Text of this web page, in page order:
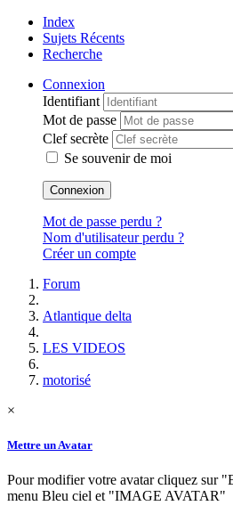
Index
Sujets Récents
Recherche
Connexion
Identifiant
Mot de passe
Clef secrète
Se souvenir de moi
Connexion
Mot de passe perdu ?
Nom d'utilisateur perdu ?
Créer un compte
Forum
Atlantique delta
LES VIDEOS
motorisé
×
Mettre un Avatar
Pour modifier votre avatar cliquez sur
menu Bleu ciel et "IMAGE AVATAR"